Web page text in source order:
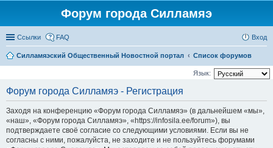
Форум города Силламяэ
Ссылки FAQ Вход
Силламяэский Общественный Новостной портал Список форумов
Язык:
Форум города Силламяэ - Регистрация
Заходя на конференцию «Форум города Силламяэ» (в дальнейшем «мы»,
«наш», «Форум города Силламяэ», «https://infosila.ee/forum»), вы
подтверждаете своё согласие со следующими условиями. Если вы не
согласны с ними, пожалуйста, не заходите и не пользуйтесь форумами